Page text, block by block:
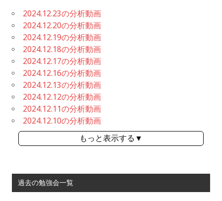
2024.12.23の分析動画
2024.12.20の分析動画
2024.12.19の分析動画
2024.12.18の分析動画
2024.12.17の分析動画
2024.12.16の分析動画
2024.12.13の分析動画
2024.12.12の分析動画
2024.12.11の分析動画
2024.12.10の分析動画
もっと表示する▼
過去の勉強会一覧